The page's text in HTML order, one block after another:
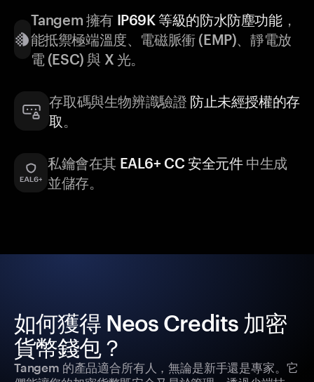
Tangem 擁有 IP69K 等級的防水防塵功能，
能抵禦極端溫度、電磁脈衝 (EMP)、靜電放
電 (ESC) 與 X 光。
存取碼與生物辨識驗證 防止未經授權的存
取 。
私鑰會在其 EAL6+ CC 安全元件中生成
並儲存。
如何獲得 Neos Credits 加密
貨幣錢包？
Tangem 的產品適合所有人，無論是新手還是專家。它